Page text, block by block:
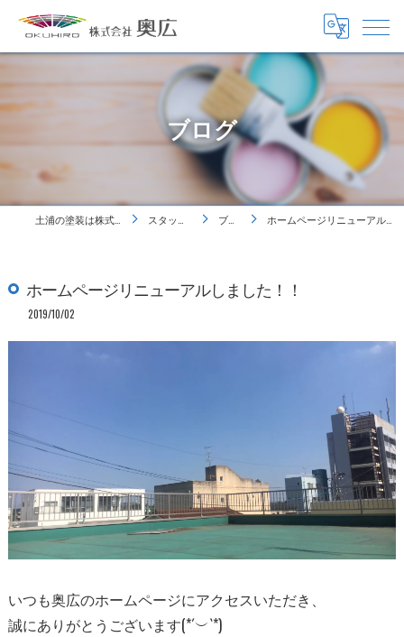
ブログ
土浦の塗装は株式会社奥広 スタッフ紹介 ブログ ホームページリニューアルしました！！
ホームページリニューアルしました！！
2019/10/02
いつも奥広のホームページにアクセスいただき、
誠にありがとうございます(*´︶`*)